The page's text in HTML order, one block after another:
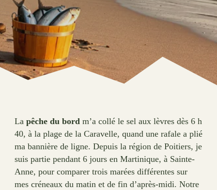
La pêche du bord m’a collé le sel aux lèvres dès 6 h
40, à la plage de la Caravelle, quand une rafale a plié
ma bannière de ligne. Depuis la région de Poitiers, je
suis partie pendant 6 jours en Martinique, à Sainte-
Anne, pour comparer trois marées différentes sur
mes créneaux du matin et de fin d’après-midi. Notre